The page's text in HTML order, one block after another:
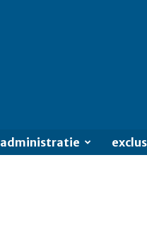
administratie